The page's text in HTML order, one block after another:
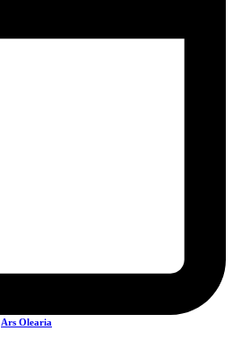
Ars Olearia